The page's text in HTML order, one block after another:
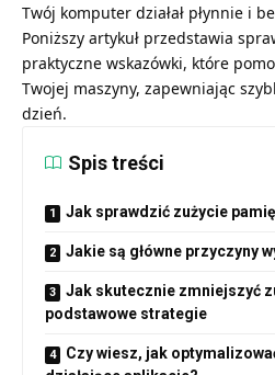
Twój komputer działał płynnie i
Poniższy artykuł przedstawia
praktyczne wskazówki, które
Twojej maszyny, zapewniając
dzień.
Spis treści
Jak sprawdzić zużycie
Jakie są główne przyczyny
Jak skutecznie zmniejszyć
podstawowe strategie
Czy wiesz, jak